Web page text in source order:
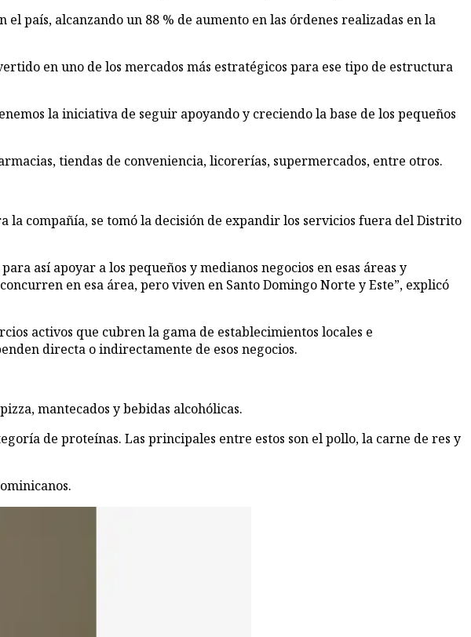
país, alcanzando un 88 % de aumento en las órdenes realizadas en la
en uno de los mercados más estratégicos para ese tipo de estructura
la iniciativa de seguir apoyando y creciendo la base de los pequeños
tiendas de conveniencia, licorerías, supermercados, entre otros.
la compañía, se tomó la decisión de expandir los servicios fuera del Distrito
así apoyar a los pequeños y medianos negocios en esas áreas y
en esa área, pero viven en Santo Domingo Norte y Este”, explicó
activos que cubren la gama de establecimientos locales e
directa o indirectamente de esos negocios.
mantecados y bebidas alcohólicas.
de proteínas. Las principales entre estos son el pollo, la carne de res y